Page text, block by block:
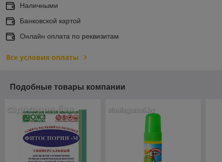
Наличными
Банковской картой
Онлайн оплата по реквизитам
Все условия оплаты
Подобные товары компании